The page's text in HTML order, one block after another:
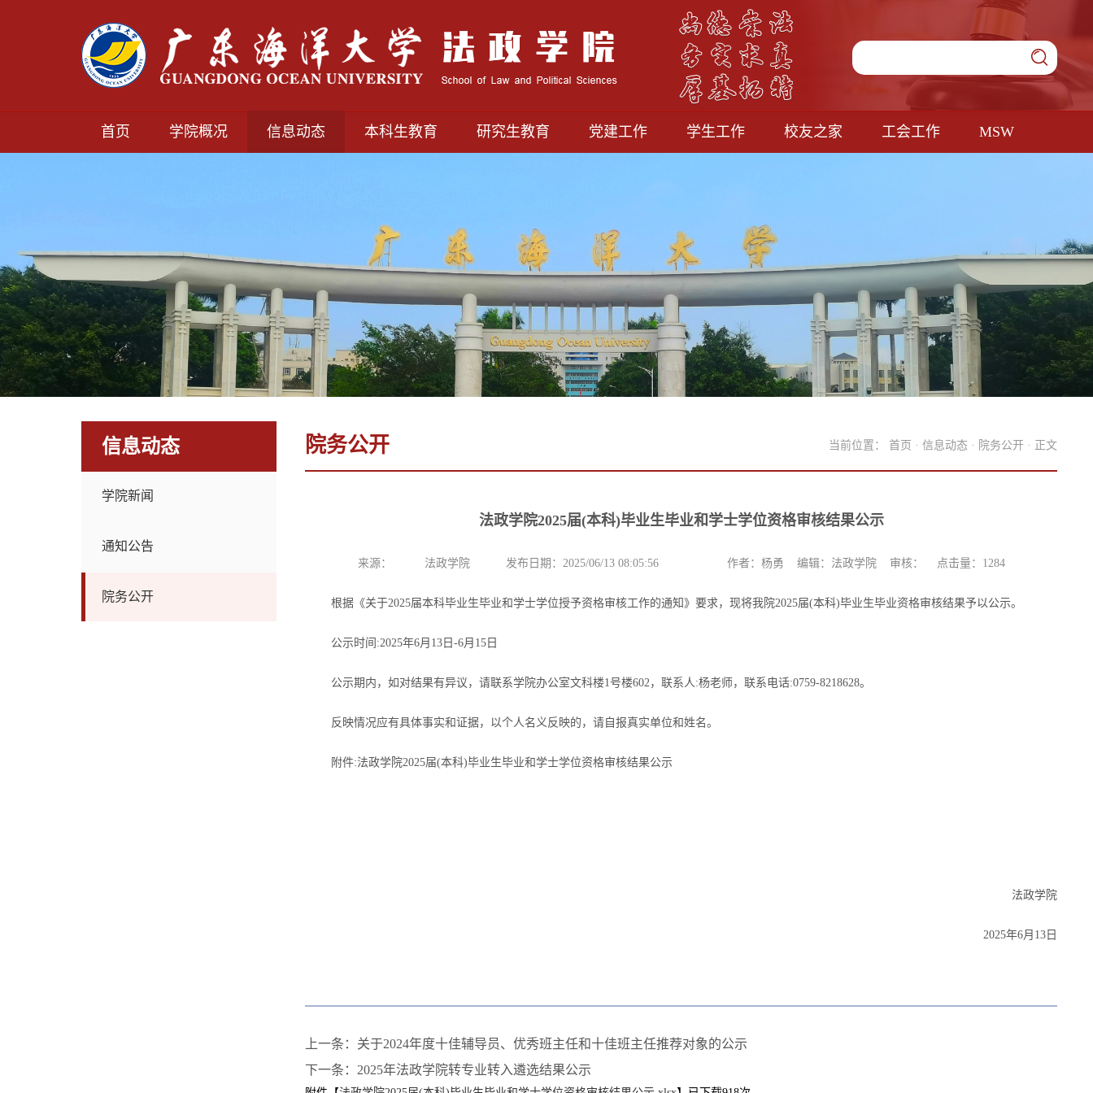
首页 学院概况 信息动态 本科生教育 研究生教育 党建工作 学生工作 校友之家 工会工作 MSW
信息动态
学院新闻
通知公告
院务公开
当前位置： 首页 · 信息动态 · 院务公开 · 正文
院务公开
法政学院2025届(本科)毕业生毕业和学士学位资格审核结果公示
来源： 法政学院 发布日期：2025/06/13 08:05:56 作者：杨勇 编辑：法政学院 审核： 点击量： 1284
根据《关于2025届本科毕业生毕业和学士学位授予资格审核工作的通知》要求，现将我院2025届(本科)毕业生毕业资格审核结果予以公示。
公示时间 :2025年6月13 日 -6月15 日
公示期内，如对结果有异议，请联系学院办公室文科楼1号楼602， 联系人:杨老师，联系电话:0759-8218628。
反映情况应有具体事实和证据，以个人名义反映的，请自报真实单位和姓名。
附件:法政学院2025届(本科)毕业生毕业和学士学位资格审核结果公示
法政学院
2025年6月13 日
上一条： 关于2024年度十佳辅导员、优秀班主任和十佳班主任推荐对象的公示
下一条： 2025年法政学院转专业转入遴选结果公示